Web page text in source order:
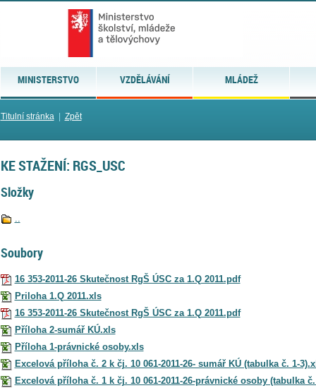
MINISTERSTVO VZDĚLÁVÁNÍ MLÁDEŽ
Titulní stránka| Zpět
KE STAŽENÍ: RGS_USC
Složky
..
Soubory
16 353-2011-26 Skutečnost RgŠ ÚSC za 1.Q 2011.pdf
Priloha 1.Q 2011.xls
16 353-2011-26 Skutečnost RgŠ ÚSC za 1.Q 2011.pdf
Příloha 2-sumář KÚ.xls
Příloha 1-právnické osoby.xls
Excelová příloha č. 2 k čj. 10 061-2011-26- sumář KÚ (tabulka č. 1-
Excelová příloha č. 1 k čj. 10 061-2011-26-právnické osoby (tabulka